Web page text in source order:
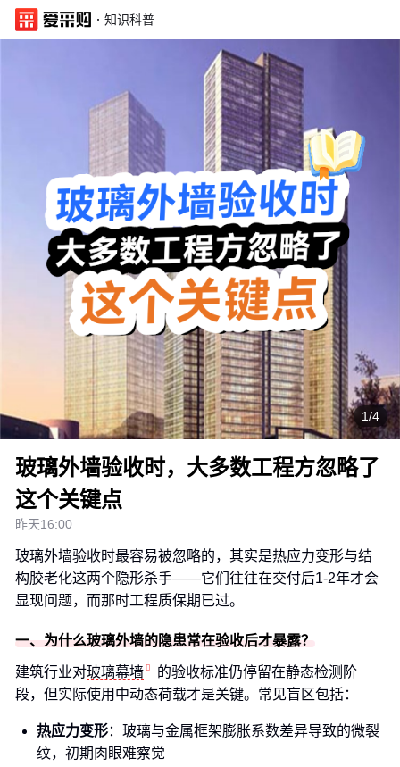
· 知识科普
1/4
玻璃外墙验收时，大多数工程方忽略了
这个关键点
昨天16:00
玻璃外墙验收时最容易被忽略的，其实是热应力变形与结
构胶老化这两个隐形杀手——它们往往在交付后1-2年才会
显现问题，而那时工程质保期已过。
一、为什么玻璃外墙的隐患常在验收后才暴露？
建筑行业对玻璃幕墙
的验收标准仍停留在静态检测阶
段，但实际使用中动态荷载才是关键。常见盲区包括：
热应力变形：玻璃与金属框架膨胀系数差异导致的微裂
纹，初期肉眼难察觉